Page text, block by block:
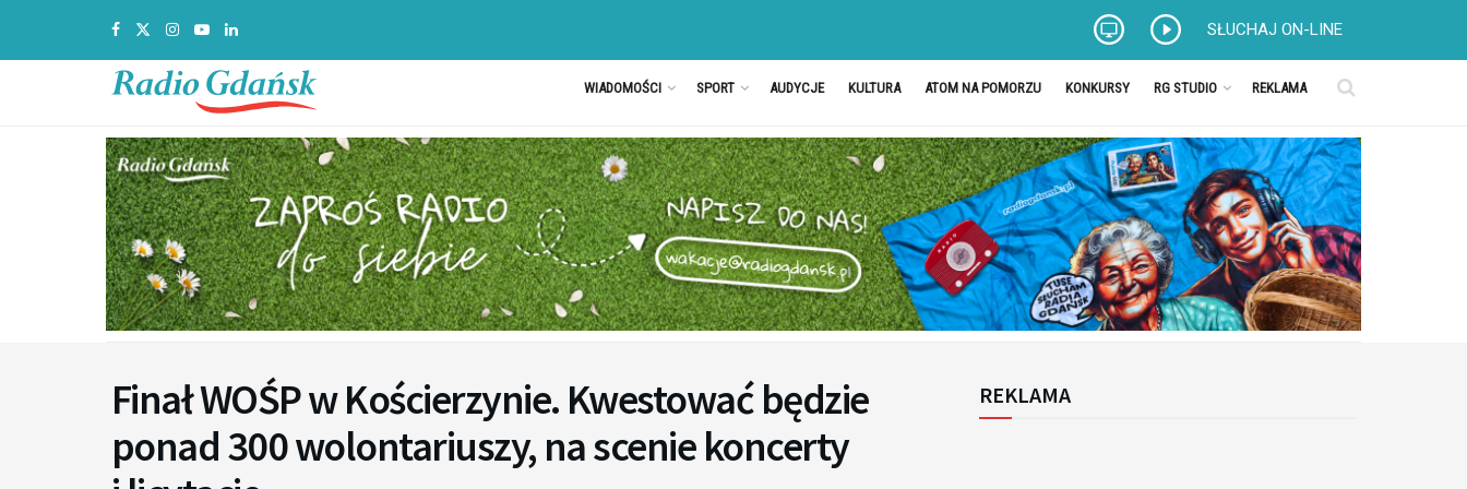
SŁUCHAJ ON-LINE
WIADOMOŚCI SPORT AUDYCJE KULTURA ATOM NA POMORZU KONKURSY RG STUDIO REKLAMA
Finał WOŚP w Kościerzynie. Kwestować będzie
ponad 300 wolontariuszy, na scenie koncerty
REKLAMA